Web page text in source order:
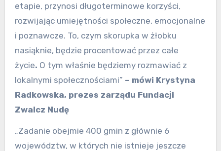
etapie, przynosi długoterminowe korzyści,
rozwijając umiejętności społeczne, emocjonalne
i poznawcze. To, czym skorupka w żłobku
nasiąknie, będzie procentować przez całe
życie. O tym właśnie będziemy rozmawiać z
lokalnymi społecznościami” – mówi Krystyna
Radkowska, prezes zarządu Fundacji
Zwalcz Nudę
„Zadanie obejmie 400 gmin z głównie 6
województw, w których nie istnieje jeszcze